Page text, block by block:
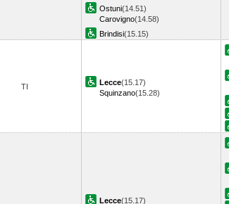
Ostuni(14.51)
Carovigno(14.58)
Brindisi(15.15)
TI Lecce(15.17)
Squinzano(15.28)
Lecce(15.17)